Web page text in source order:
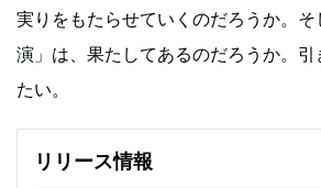
実りをもたらせていくのだろうか。
演」は、果たしてあるのだろうか。引
たい。
リリース情報